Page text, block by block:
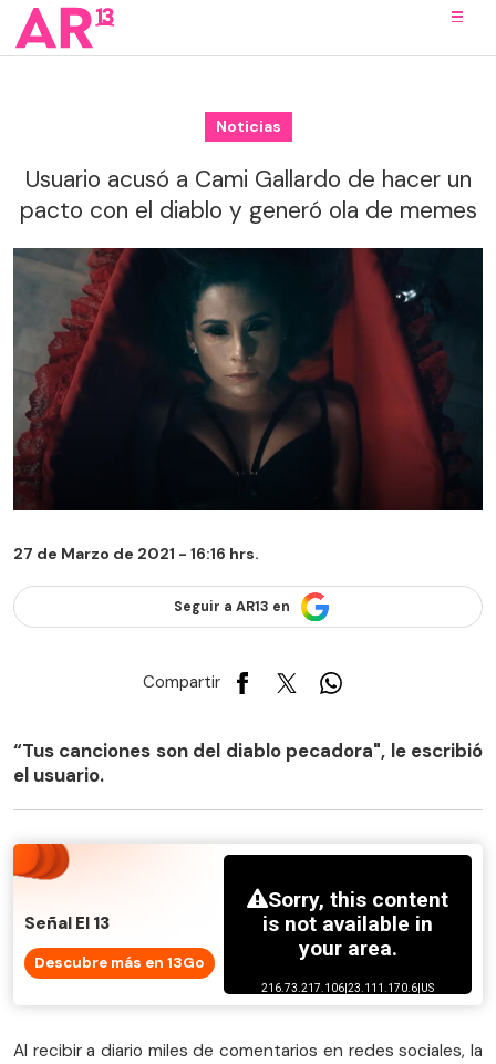
Noticias
Usuario acusó a Cami Gallardo de hacer un
pacto con el diablo y generó ola de memes
27 de Marzo de 2021 - 16:16 hrs.
Seguir a AR13 en
Compartir
“Tus canciones son del diablo pecadora", le escribió
el usuario.
Señal El 13
Descubre más en 13Go
Al recibir a diario miles de comentarios en redes sociales, la